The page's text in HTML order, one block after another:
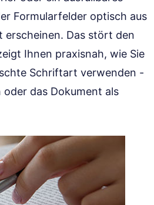
Formularfelder optisch aus
erscheinen. Das stört den
Ihnen praxisnah, wie Sie
Schriftart verwenden -
das Dokument als